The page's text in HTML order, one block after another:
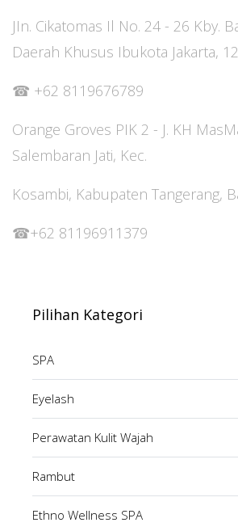
JIn. Cikatomas Il No. 24 - 26 Kby.
Daerah Khusus Ibukota Jakarta,
☎ ‪‪‪‪‪‪‪‪‪‪‪‪‪‪‪‪‪+62 8119676789‬‬‬‬‬‬‬‬‬‬‬‬‬‬‬‬‬
Orange Groves PIK 2 - J. KH
Salembaran Jati, Kec.
Kosambi, Kabupaten Tangerang,
‪‪‪‪☎‪‪‪‪‪‪‪‪‪+62 81196911379‬‬‬‬‬‬‬‬‬‬
Pilihan Kategori
SPA
Eyelash
Perawatan Kulit Wajah
Rambut
Ethno Wellness SPA